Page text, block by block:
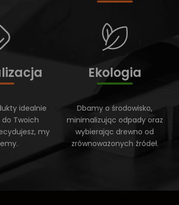
idealnie
Twoich
my
Ekologia
Dbamy o środowisko,
minimalizując odpady oraz
wybierając drewno od
zrównoważonych źródeł.